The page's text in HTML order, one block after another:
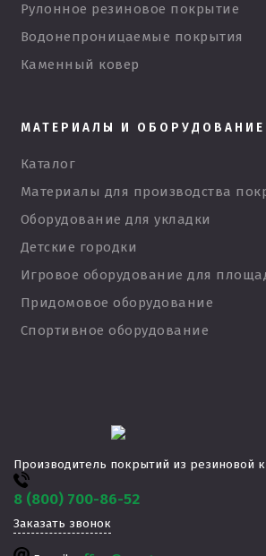
Производитель покрытий из резиновой
8 (800) 700-86-52
Заказать звонок
Рулонное резиновое покрытие
Водонепроницаемые покрытия
Каменный ковер
МАТЕРИАЛЫ И ОБОРУДОВАНИЕ
Каталог
Материалы для производства
Оборудование для укладки
Детские городки
Игровое оборудование для
Придомовое оборудование
Спортивное оборудование